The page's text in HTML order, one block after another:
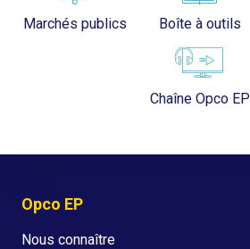
Marchés publics Boîte à outils
Chaîne Opco EP
Opco EP
Nous connaître